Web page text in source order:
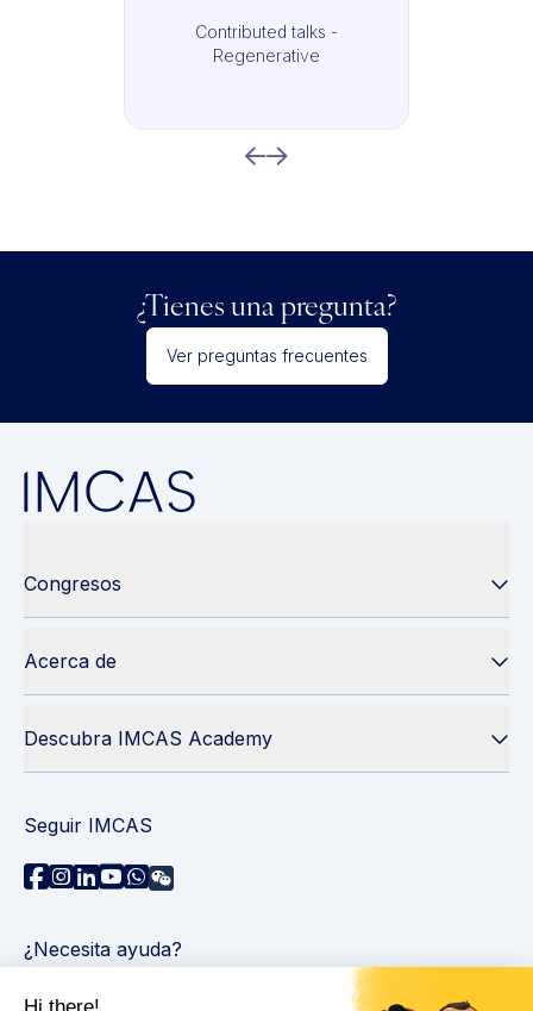
Contributed talks -
Regenerative
¿Tienes una pregunta?
Ver preguntas frecuentes
Congresos
Acerca de
Descubra IMCAS Academy
Seguir IMCAS
¿Necesita ayuda?
Contáctenos